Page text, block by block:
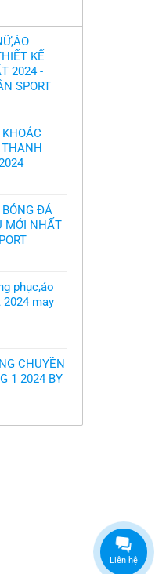
KẾ
2024 -
SPORT
₫.
₫.
ĐÁ
MỚI NHẤT
₫.
phục,áo
may
CHUYỀN
1 2024 BY
Liên hệ